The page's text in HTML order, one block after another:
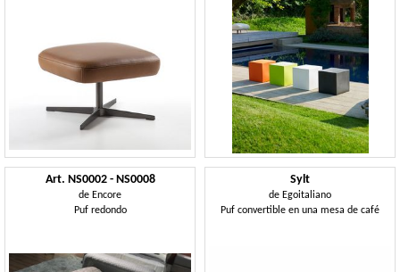
Art. NS0002 - NS0008
de Encore
Puf redondo
Sylt
de Egoitaliano
Puf convertible en una mesa de café